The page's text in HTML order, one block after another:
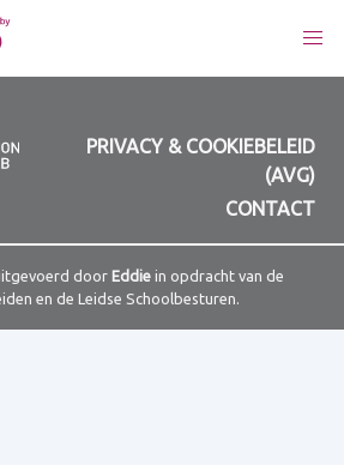
PRIVACY & COOKIEBELEID
(AVG)
CONTACT
door Eddiein opdracht van de
en de Leidse Schoolbesturen.